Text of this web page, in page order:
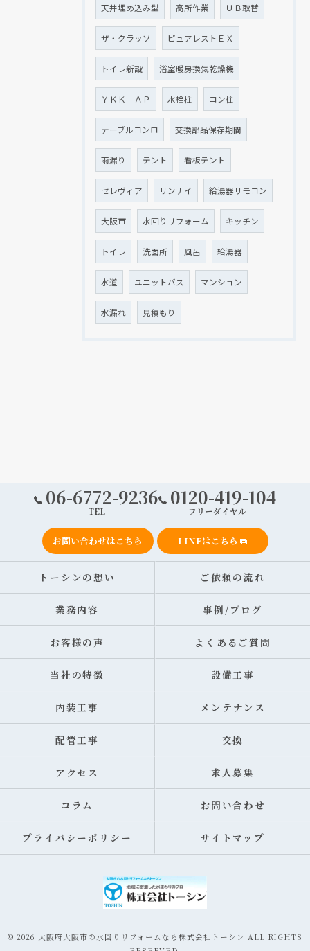
天井埋め込み型 高所作業 ＵＢ取替
ザ・クラッソ ピュアレストＥＸ
トイレ新設 浴室暖房換気乾燥機
ＹＫＫ ＡＰ 水栓柱 コン柱
テーブルコンロ 交換部品保存期間
雨漏り テント 看板テント
セレヴィア リンナイ 給湯器リモコン
大阪市 水回りリフォーム キッチン
トイレ 洗面所 風呂 給湯器
水道 ユニットバス マンション
水漏れ 見積もり
06-6772-9236
TEL
0120-419-104
フリーダイヤル
お問い合わせはこちら LINEはこちら
トーシンの想い ご依頼の流れ
業務内容 事例/ブログ
お客様の声 よくあるご質問
当社の特徴 設備工事
内装工事 メンテナンス
配管工事 交換
アクセス 求人募集
コラム お問い合わせ
プライバシーポリシー サイトマップ
© 2026 大阪府大阪市の水回りリフォームなら株式会社トーシン ALL RIGHTS